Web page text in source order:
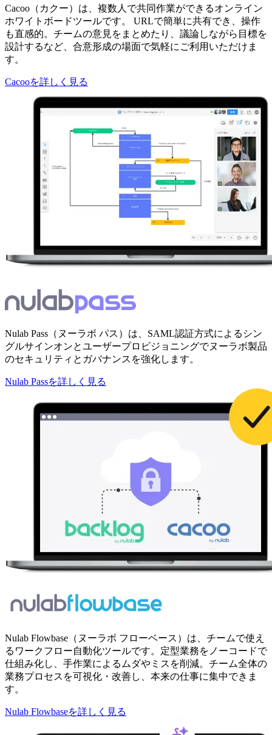
Cacoo（カクー）は、複数人で共同作業ができるオンライン
ホワイトボードツールです。 URLで簡単に共有でき、操作
も直感的。チームの意見をまとめたり、議論しながら目標を
設計するなど、合意形成の場面で気軽にご利用いただけま
す。
Cacooを詳しく見る
Nulab Pass（ヌーラボ パス）は、SAML認証方式によるシン
グルサインオンとユーザープロビジョニングでヌーラボ製品
のセキュリティとガバナンスを強化します。
Nulab Passを詳しく見る
Nulab Flowbase（ヌーラボ フローベース）は、チームで使え
るワークフロー自動化ツールです。定型業務をノーコードで
仕組み化し、手作業によるムダやミスを削減。チーム全体の
業務プロセスを可視化・改善し、本来の仕事に集中できま
す。
Nulab Flowbaseを詳しく見る